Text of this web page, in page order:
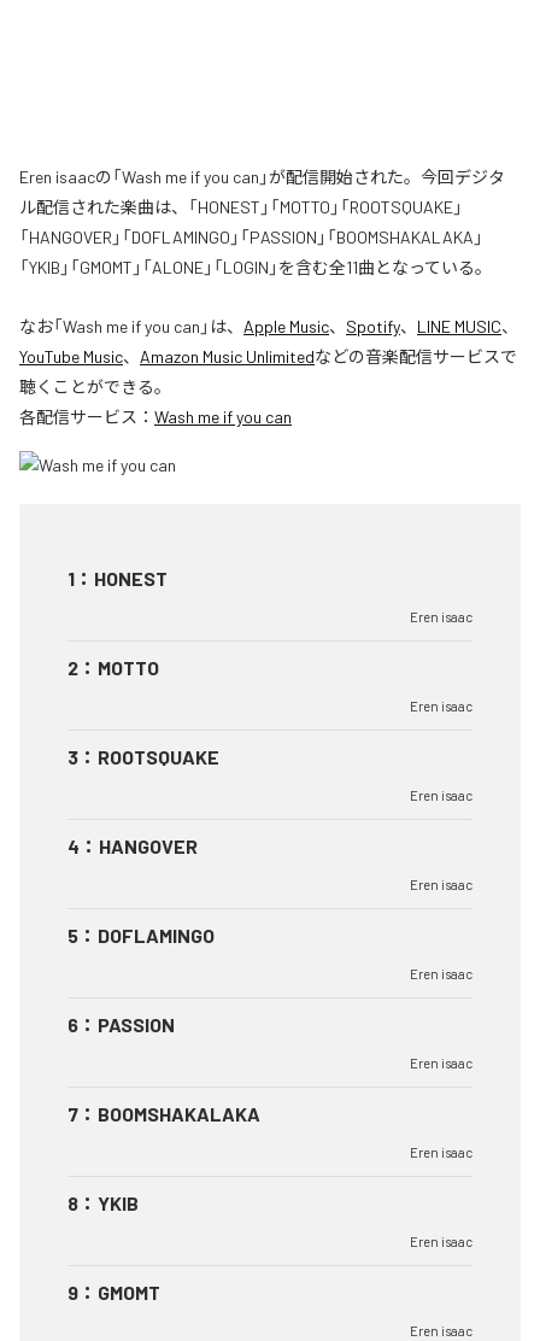
Eren isaacの「Wash me if you can」が配信開始された。今回デジタ
ル配信された楽曲は、「HONEST」「MOTTO」「ROOTSQUAKE」
「HANGOVER」「DOFLAMINGO」「PASSION」「BOOMSHAKALAKA」
「YKIB」「GMOMT」「ALONE」「LOGIN」を含む全11曲となっている。
なお「Wash me if you can 」は、 Apple Music、 Spotify、 LINE MUSIC、
YouTube Music、 Amazon Music Unlimitedなどの音楽配信サービスで
聴くことができる。
各配信サービス： Wash me if you can
1 ： HONEST
Eren isaac
2 ： MOTTO
Eren isaac
3 ： ROOTSQUAKE
Eren isaac
4 ： HANGOVER
Eren isaac
5 ： DOFLAMINGO
Eren isaac
6 ： PASSION
Eren isaac
7 ： BOOMSHAKALAKA
Eren isaac
8 ： YKIB
Eren isaac
9 ： GMOMT
Eren isaac